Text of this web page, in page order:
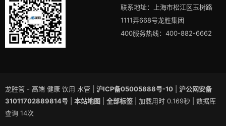
联系地址：上海市松江区玉树路
1111弄668号龙胜集团
400服务热线：400-882-6662
龙胜管 - 高端 健康 饮用 水管 | 沪ICP备05005888号-10
沪公网安备
31011702889814号
本站地图 全部标签
| 加载用时 0.169秒 | 数据库
查询 14次